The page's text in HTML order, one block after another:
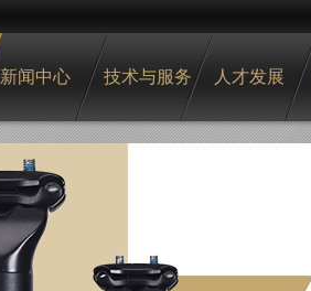
新闻中心 技术与服务 人才发展